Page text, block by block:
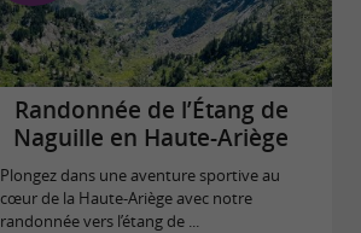
Randonnée de l’Étang de
Naguille en Haute-Ariège
Plongez dans une aventure sportive au
cœur de la Haute-Ariège avec notre
randonnée vers l’étang de ...